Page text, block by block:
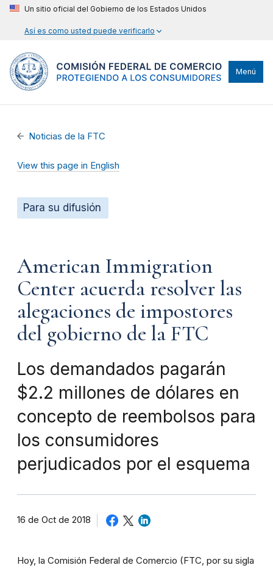
Un sitio oficial del Gobierno de los Estados Unidos
Así es como usted puede verificarlo
Menú
Noticias de la FTC
View this page in English
Para su difusión
American Immigration
Center acuerda resolver las
alegaciones de impostores
del gobierno de la FTC
Los demandados pagarán
$2.2 millones de dólares en
concepto de reembolsos para
los consumidores
perjudicados por el esquema
16 de Oct de 2018
Hoy, la Comisión Federal de Comercio (FTC, por su sigla